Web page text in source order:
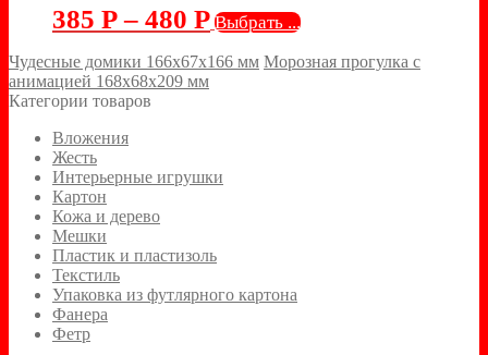
385 Р– 480 Р Выбрать ...
Чудесные домики 166х67х166 мм Морозная прогулка с
анимацией 168х68х209 мм
Категории товаров
Вложения
Жесть
Интерьерные игрушки
Картон
Кожа и дерево
Мешки
Пластик и пластизоль
Текстиль
Упаковка из футлярного картона
Фанера
Фетр